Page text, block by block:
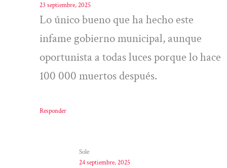
23 septiembre, 2025
Lo único bueno que ha hecho este
infame gobierno municipal, aunque
oportunista a todas luces porque lo hace
100 000 muertos después.
Responder
Sole
24 septiembre, 2025